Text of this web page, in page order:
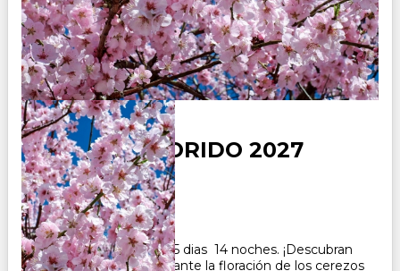
JAPON COLORIDO 2027
Duración:
15Días14Noches
Paquete Turistico de 15 dias 14 noches. ¡Descubran
el Japón auténtico durante la floración de los cerezos